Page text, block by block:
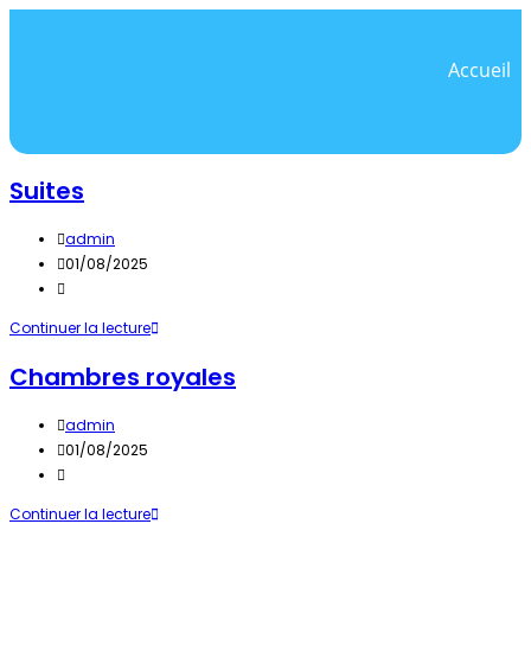
Accueil
Suites
admin
01/08/2025
Continuer la lecture
Chambres royales
admin
01/08/2025
Continuer la lecture